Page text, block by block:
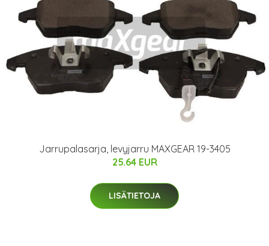
Jarrupalasarja, levyjarru MAXGEAR 19-3405
25.64 EUR
LISÄTIETOJA